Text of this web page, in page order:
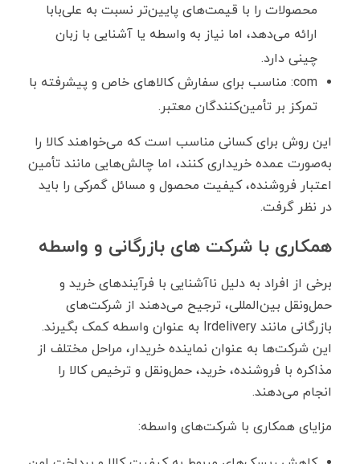
محصولات را با قیمت‌های پایین‌تر نسبت به علی‌بابا
ارائه می‌دهد، اما نیاز به واسطه یا آشنایی با زبان
چینی دارد.
com: مناسب برای سفارش کالاهای خاص و پیشرفته با
تمرکز بر تأمین‌کنندگان معتبر.
این روش برای کسانی مناسب است که می‌خواهند کالا را
به‌صورت عمده خریداری کنند، اما چالش‌هایی مانند تأمین
اعتبار فروشنده، کیفیت محصول و مسائل گمرکی را باید
در نظر گرفت.
همکاری با شرکت های بازرگانی و واسطه
برخی از افراد به دلیل ناآشنایی با فرآیندهای خرید و
حمل‌ونقل بین‌المللی، ترجیح می‌دهند از شرکت‌های
بازرگانی مانند Irdelivery به عنوان واسطه کمک بگیرند.
این شرکت‌ها به‌ عنوان نماینده خریدار، مراحل مختلف از
مذاکره با فروشنده، خرید، حمل‌ونقل و ترخیص کالا را
انجام می‌دهند.
مزایای همکاری با شرکت‌های واسطه: